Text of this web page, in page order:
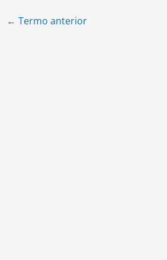
← Termo anterior